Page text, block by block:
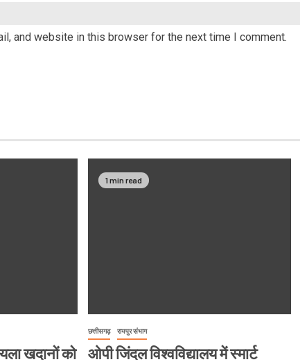
and website in this browser for the next time I comment.
खदानों को
1 min read
छत्तीसगढ़ रायपुर संभाग
ओपी जिंदल विश्वविद्यालय में स्मार्ट